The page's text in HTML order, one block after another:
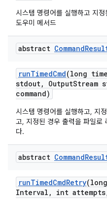
시스템 명령어를 실행하고 지
도우미 메서드
abstract Command
runTimedCmd(long
stdout, OutputStream
command)
시스템 명령어를 실행하고, 지
고, 지정된 경우 출력을 파일로
다.
abstract Command
runTimedCmdRetry
Interval , int attempts